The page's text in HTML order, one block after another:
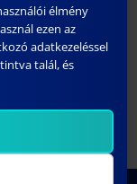
8.
műhelyvitája
élmény
ezen az
adatkezeléssel
talál, és